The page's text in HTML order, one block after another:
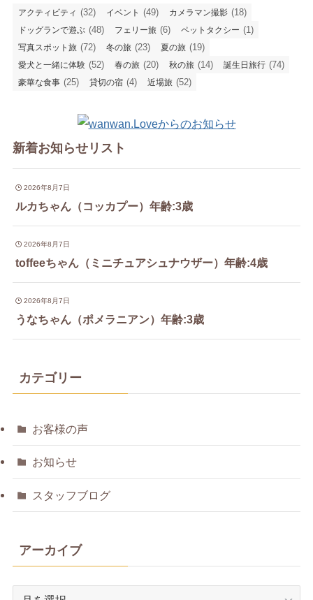
アクティビティ (32) イベント (49) カメラマン撮影 (18)
ドッグランで遊ぶ (48) フェリー旅 (6) ペットタクシー (1)
写真スポット旅 (72) 冬の旅 (23) 夏の旅 (19)
愛犬と一緒に体験 (52) 春の旅 (20) 秋の旅 (14) 誕生日旅行 (74)
豪華な食事 (25) 貸切の宿 (4) 近場旅 (52)
新着お知らせリスト
2026年8月7日
ルカちゃん（コッカプー）年齢:3歳
2026年8月7日
toffeeちゃん（ミニチュアシュナウザー）年齢:4歳
2026年8月7日
うなちゃん（ポメラニアン）年齢:3歳
カテゴリー
お客様の声
お知らせ
スタッフブログ
アーカイブ